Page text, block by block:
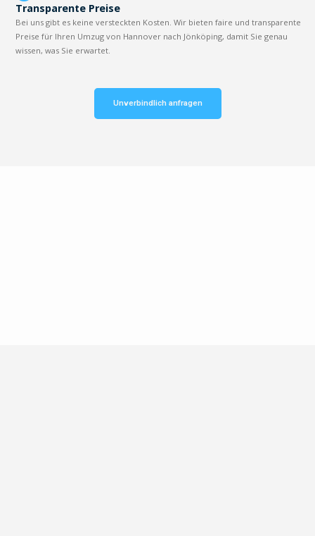
Transparente Preise
Bei uns gibt es keine versteckten Kosten. Wir bieten faire und transparente
Preise für Ihren Umzug von Hannover nach Jönköping, damit Sie genau
wissen, was Sie erwartet.
Unverbindlich anfragen